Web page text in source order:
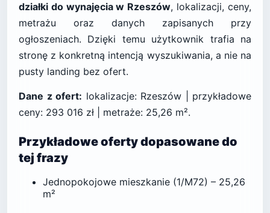
działki do wynajęcia w Rzeszów, lokalizacji, ceny,
metrażu oraz danych zapisanych przy
ogłoszeniach. Dzięki temu użytkownik trafia na
stronę z konkretną intencją wyszukiwania, a nie na
pusty landing bez ofert.
Dane z ofert: lokalizacje: Rzeszów | przykładowe
ceny: 293 016 zł | metraże: 25,26 m².
Przykładowe oferty dopasowane do
tej frazy
Jednopokojowe mieszkanie (1/M72) – 25,26
m²